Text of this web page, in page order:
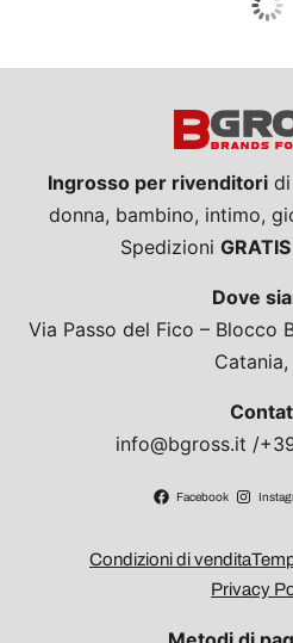
Guarda
Ingrosso per rivenditoridi
donna, bambino, intimo,
Spedizioni GRATIS
Dove
Via Passo del Fico – Blocco
Catania,
info@bgross.it /
Facebook
Condizioni di vendita
Privacy